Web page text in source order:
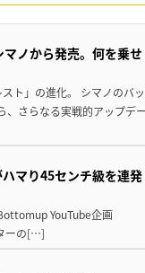
ノから発売。何を乗せ
ト」の進化。 シマノのバッ
、さらなる実戦的アップデー
マり45センチ級を連発
YouTube企画
ーの[…]